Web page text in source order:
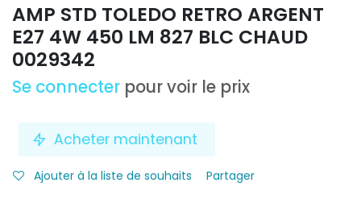
AMP STD TOLEDO RETRO ARGENT
E27 4W 450 LM 827 BLC CHAUD
0029342
Se connecter pour voir le prix
Acheter maintenant
Ajouter à la liste de souhaits Partager